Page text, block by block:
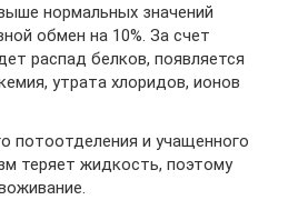
нормальных значений
обмен на 10%. За счет
распад белков, появляется
утрата хлоридов, ионов
потоотделения и учащенного
теряет жидкость, поэтому